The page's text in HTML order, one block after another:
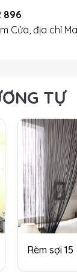
896
Cửa, địa chỉ
TỰ
Rèm sợi 15